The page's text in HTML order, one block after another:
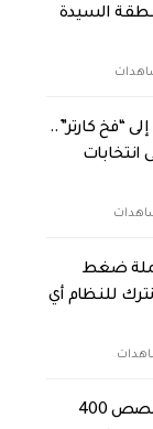
السيدة
“فخ كارتر”..
ضغط
للنظام أي
الجيش الأمريكي يخصص 400